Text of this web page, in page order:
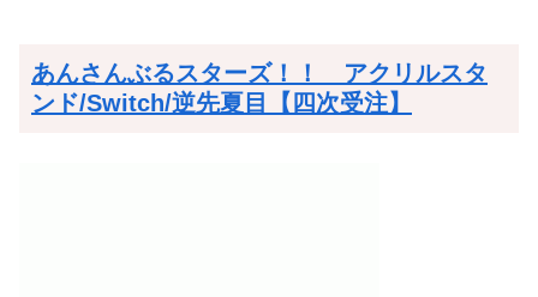
あんさんぶるスターズ！！ アクリルスタ
ンド/Switch/逆先夏目【四次受注】